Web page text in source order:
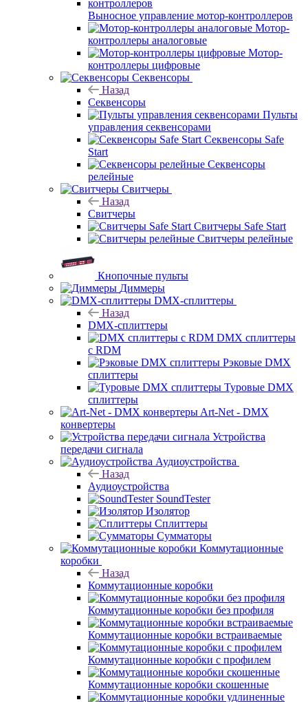
Выносное управление мотор-контроллеров
Мотор-
контроллеры аналоговые
Мотор-
контроллеры цифровые
Секвенсоры
Назад
Секвенсоры
Пульты
управления секвенсорами
Секвенсоры Safe
Start
Секвенсоры
релейные
Свитчеры
Назад
Свитчеры
Свитчеры Safe Start
Свитчеры релейные
Кнопочные пульты
Диммеры
DMX-сплиттеры
Назад
DMX-сплиттеры
DMX сплиттеры
с RDM
Рэковые DMX
сплиттеры
Туровые DMX
сплиттеры
Art-Net - DMX
конвертеры
Устройства
передачи сигнала
Аудиоустройства
Назад
Аудиоустройства
SoundTester
Изолятор
Сплиттеры
Сумматоры
Коммутационные
коробки
Назад
Коммутационные коробки
Коммутационные коробки без профиля
Коммутационные коробки встраиваемые
Коммутационные коробки с профилем
Коммутационные коробки скошенные